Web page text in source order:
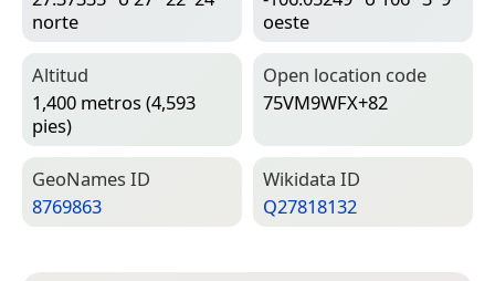
norte
oeste
Altitud
1,400 metros (4,593
pies)
Open location code
75VM9WFX+82
Geo­Names ID
8769863
Wiki­data ID
Q27818132